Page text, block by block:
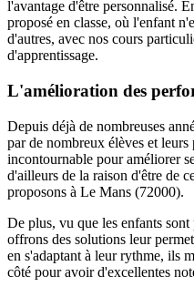
l'avantage d'être personnalisé.
proposé en classe, où l'enfant
d'autres, avec nos cours
d'apprentissage.
L'amélioration des
Depuis déjà de nombreuses
par de nombreux élèves et
incontournable pour améliorer
d'ailleurs de la raison d'être de
proposons à Le Mans (72000).
De plus, vu que les enfants
offrons des solutions leur
en s'adaptant à leur rythme, ils
côté pour avoir d'excellentes